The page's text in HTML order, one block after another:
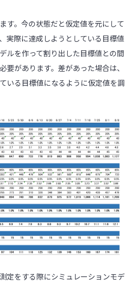
す。今の状態だと仮定値を元にして
実際に達成しようとしている目標値
ルを作って割り出した目標値との間
要があります。差があった場合は、
いる目標値になるように仮定値を調
定をする際にシミュレーションモデ